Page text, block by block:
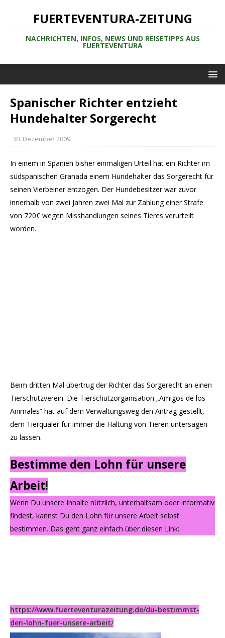
FUERTEVENTURA-ZEITUNG
NACHRICHTEN, INFOS, NEWS UND REISETIPPS AUS
FUERTEVENTURA
Spanischer Richter entzieht
Hundehalter Sorgerecht
30. Dezember 2009
In einem in Spanien bisher einmaligen Urteil hat ein Richter im
südspanischen Granada einem Hundehalter das Sorgerecht für
seinen Vierbeiner entzogen. Der Hundebesitzer war zuvor
innerhalb von zwei Jahren zwei Mal zur Zahlung einer Strafe
von 720€ wegen Misshandlungen seines Tieres verurteilt
worden.
Beim dritten Mal übertrug der Richter das Sorgerecht an einen
Tierschutzverein. Die Tierschutzorganisation „Amigos de los
Animales” hat auf dem Verwaltungsweg den Antrag gestellt,
dem Tierquäler für immer die Haltung von Tieren untersagen
zu lassen.
Bestimme den Lohn für unsere
Arbeit!
Wenn Du unsere Inhalte nützlich, unterhaltsam oder informativ
findest, kannst Du den Lohn für unsere Arbeit selbst
bestimmen. Das geht ganz einfach über diesen Link:
https://www.fuerteventurazeitung.de/du-bestimmst-
den-lohn-fuer-unsere-arbeit/